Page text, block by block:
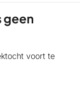
geen
voort te